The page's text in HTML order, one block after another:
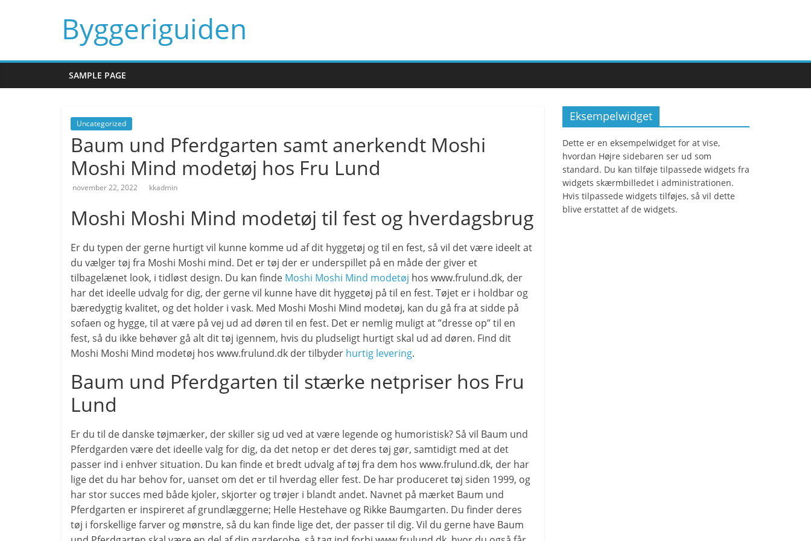
Byggeriguiden
SAMPLE PAGE
Uncategorized
Baum und Pferdgarten samt anerkendt Moshi
Moshi Mind modetøj hos Fru Lund
november 22, 2022 kkadmin
Moshi Moshi Mind modetøj til fest og hverdagsbrug
Er du typen der gerne hurtigt vil kunne komme ud af dit hyggetøj og til en fest, så vil det være ideelt at
du vælger tøj fra Moshi Moshi mind. Det er tøj der er underspillet på en måde der giver et
tilbagelænet look, i tidløst design. Du kan finde Moshi Moshi Mind modetøj hos www.frulund.dk, der
har det ideelle udvalg for dig, der gerne vil kunne have dit hyggetøj på til en fest. Tøjet er i holdbar og
bæredygtig kvalitet, og det holder i vask. Med Moshi Moshi Mind modetøj, kan du gå fra at sidde på
sofaen og hygge, til at være på vej ud ad døren til en fest. Det er nemlig muligt at ”dresse op” til en
fest, så du ikke behøver gå alt dit tøj igennem, hvis du pludseligt hurtigt skal ud ad døren. Find dit
Moshi Moshi Mind modetøj hos www.frulund.dk der tilbyder hurtig levering.
Baum und Pferdgarten til stærke netpriser hos Fru
Lund
Er du til de danske tøjmærker, der skiller sig ud ved at være legende og humoristisk? Så vil Baum und
Pferdgarden være det ideelle valg for dig, da det netop er det deres tøj gør, samtidigt med at det
passer ind i enhver situation. Du kan finde et bredt udvalg af tøj fra dem hos www.frulund.dk, der har
lige det du har behov for, uanset om det er til hverdag eller fest. De har produceret tøj siden 1999, og
har stor succes med både kjoler, skjorter og trøjer i blandt andet. Navnet på mærket Baum und
Pferdgarten er inspireret af grundlæggerne; Helle Hestehave og Rikke Baumgarten. Du finder deres
tøj i forskellige farver og mønstre, så du kan finde lige det, der passer til dig. Vil du gerne have Baum
Eksempelwidget
Dette er en eksempelwidget for at vise,
hvordan Højre sidebaren ser ud som
standard. Du kan tilføje tilpassede widgets fra
widgets skærmbilledet i administrationen.
Hvis tilpassede widgets tilføjes, så vil dette
blive erstattet af de widgets.